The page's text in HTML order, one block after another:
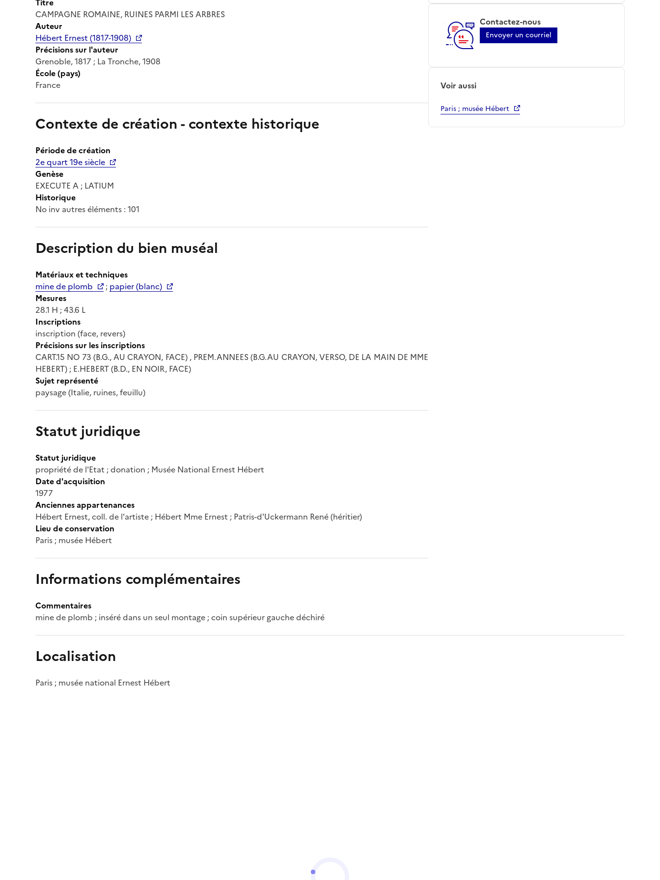
CAMPAGNE ROMAINE, RUINES PARMI LES ARBRES
Auteur
Hébert Ernest (1817-1908)
Précisions sur l'auteur
Grenoble, 1817 ; La Tronche, 1908
École (pays)
France
Contexte de création - contexte historique
Période de création
2e quart 19e siècle
Genèse
EXECUTE A ; LATIUM
Historique
No inv autres éléments : 101
Description du bien muséal
Matériaux et techniques
mine de plomb
; papier (blanc)
Mesures
28.1 H ; 43.6 L
Inscriptions
inscription (face, revers)
Précisions sur les inscriptions
CART.15 NO 73 (B.G., AU CRAYON, FACE) , PREM.ANNEES (B.G.AU CRAYON, VERSO, DE LA MAIN DE MME
HEBERT) ; E.HEBERT (B.D., EN NOIR, FACE)
Sujet représenté
paysage (Italie, ruines, feuillu)
Statut juridique
Statut juridique
propriété de l'Etat ; donation ; Musée National Ernest Hébert
Date d'acquisition
1977
Anciennes appartenances
Hébert Ernest, coll. de l'artiste ; Hébert Mme Ernest ; Patris-d'Uckermann René (héritier)
Lieu de conservation
Paris ; musée Hébert
Informations complémentaires
Commentaires
mine de plomb ; inséré dans un seul montage ; coin supérieur gauche déchiré
Contactez-nous
Envoyer un courriel
Voir aussi
Paris ; musée Hébert
Localisation
Paris ; musée national Ernest Hébert